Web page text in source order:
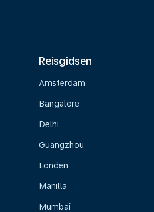
Reisgidsen
Amsterdam
Bangalore
Delhi
Guangzhou
Londen
Manilla
Mumbai